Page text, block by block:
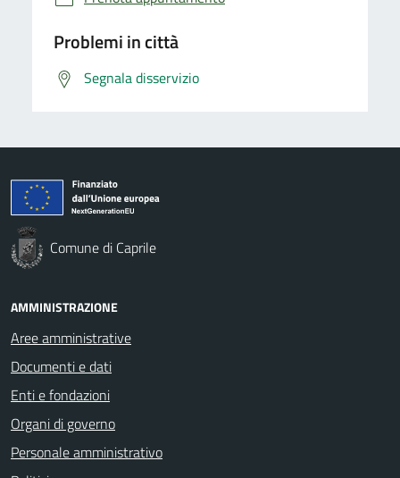
Problemi in città
Segnala disservizio
Comune di Caprile
AMMINISTRAZIONE
Aree amministrative
Documenti e dati
Enti e fondazioni
Organi di governo
Personale amministrativo